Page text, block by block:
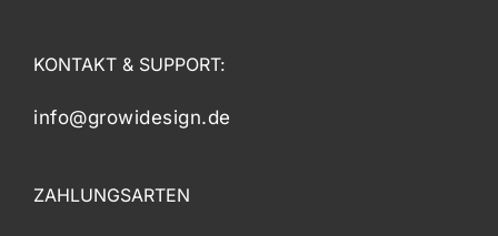
KONTAKT & SUPPORT:
info@growidesign.de
ZAHLUNGSARTEN